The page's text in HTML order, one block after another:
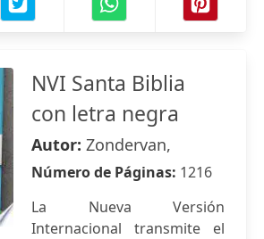
NVI Santa Biblia
con letra negra
Autor: Zondervan,
Número de Páginas: 1216
La Nueva Versión
Internacional transmite el